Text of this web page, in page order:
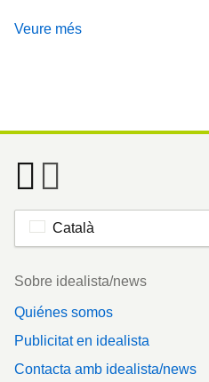
Veure més
Català
Footer
Sobre idealista/news
Quiénes somos
Publicitat en idealista
Contacta amb idealista/news